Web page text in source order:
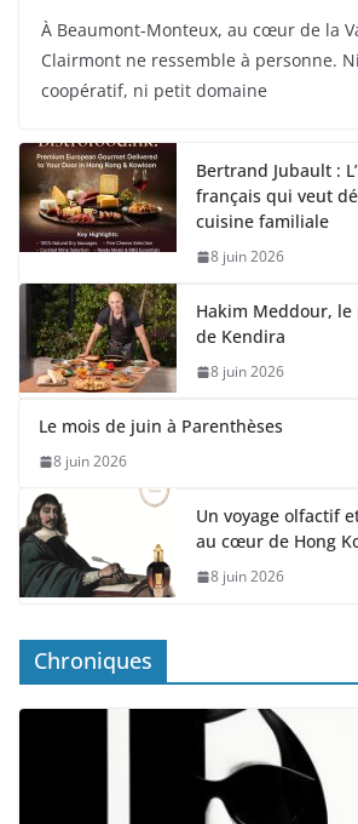
À Beaumont-Monteux, au cœur de la
Clairmont ne ressemble à personne.
coopératif, ni petit domaine
Bertrand Jubault :
français qui veut
cuisine familiale
8 juin 2026
Hakim Meddour,
de Kendira
8 juin 2026
Le mois de juin à Parenthèses
8 juin 2026
Un voyage olfactif
au cœur de Hong
8 juin 2026
Chroniques